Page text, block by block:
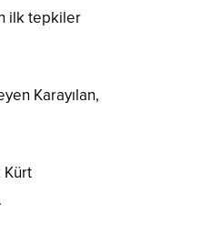
ilk tepkiler
Karayılan,
Kürt